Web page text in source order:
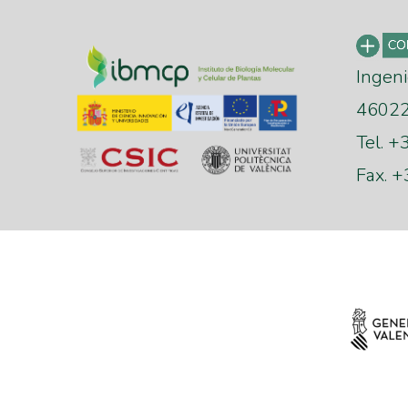
Tel.
Fax.